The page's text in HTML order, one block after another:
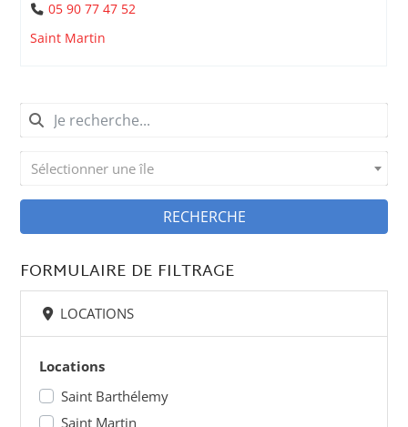
05 90 77 47 52
Saint Martin
Sélectionner une île
RECHERCHE
FORMULAIRE DE FILTRAGE
LOCATIONS
Locations
Saint Barthélemy
Saint Martin